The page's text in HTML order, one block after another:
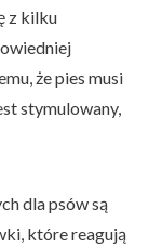
z kilku
że pies musi
stymulowany,
dla psów są
które reagują